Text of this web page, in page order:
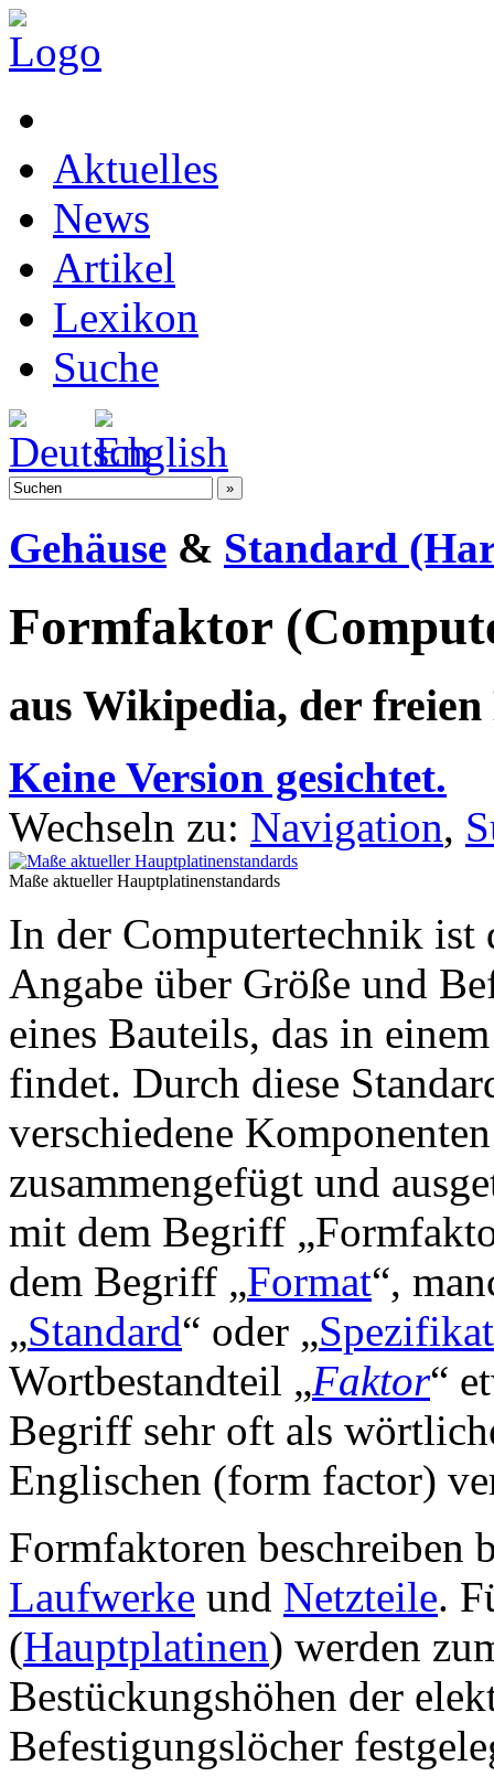
Aktuelles
News
Artikel
Lexikon
Suche
Gehäuse & Standard
Formfaktor
aus Wikipedia, der
Keine Version gesichtet.
Wechseln zu: Navigation,
Maße aktueller Hauptplatinenstandards
In der Computertechnik ist
Angabe über Größe und
eines Bauteils, das in
findet. Durch diese
verschiedene
zusammengefügt und
mit dem Begriff
dem Begriff „Format“,
„Standard“ oder „
Wortbestandteil „Faktor“
Begriff sehr oft als
Englischen (form factor)
Formfaktoren beschreiben
Laufwerke und Netzteile.
(Hauptplatinen) werden
Bestückungshöhen der
Befestigungslöcher